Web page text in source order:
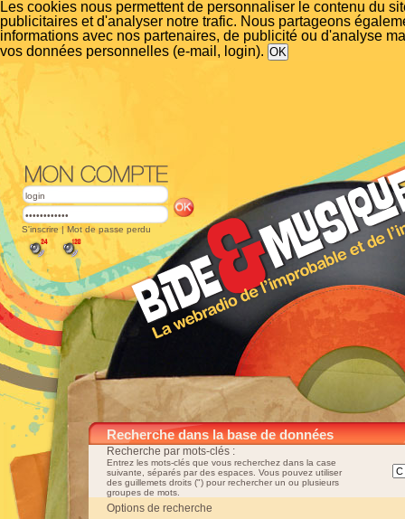
Les cookies nous permettent de personnaliser le contenu du
publicitaires et d'analyser notre trafic. Nous partageons
informations avec nos partenaires, de publicité ou d'analyse
vos données personnelles (e-mail, login).
S'inscrire | Mot de passe perdu
Recherche dans la base de données
Recherche par mots-clés :
Entrez les mots-clés que vous recherchez dans la case
suivante, séparés par des espaces. Vous pouvez utiliser
des guillemets droits (") pour rechercher un ou plusieurs
groupes de mots.
Options de recherche